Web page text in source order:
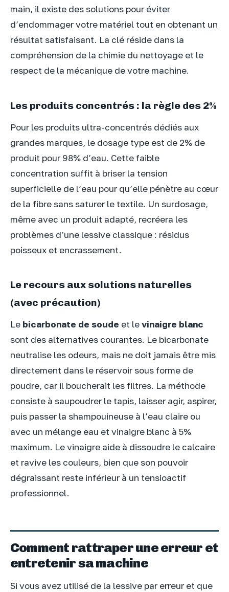
main, il existe des solutions pour éviter
d’endommager votre matériel tout en obtenant un
résultat satisfaisant. La clé réside dans la
compréhension de la chimie du nettoyage et le
respect de la mécanique de votre machine.
Les produits concentrés : la règle des 2%
Pour les produits ultra-concentrés dédiés aux
grandes marques, le dosage type est de 2% de
produit pour 98% d’eau. Cette faible
concentration suffit à briser la tension
superficielle de l’eau pour qu’elle pénètre au cœur
de la fibre sans saturer le textile. Un surdosage,
même avec un produit adapté, recréera les
problèmes d’une lessive classique : résidus
poisseux et encrassement.
Le recours aux solutions naturelles
(avec précaution)
Le bicarbonate de soude et levinaigre blanc
sont des alternatives courantes. Le bicarbonate
neutralise les odeurs, mais ne doit jamais être mis
directement dans le réservoir sous forme de
poudre, car il boucherait les filtres. La méthode
consiste à saupoudrer le tapis, laisser agir, aspirer,
puis passer la shampouineuse à l’eau claire ou
avec un mélange eau et vinaigre blanc à 5%
maximum. Le vinaigre aide à dissoudre le calcaire
et ravive les couleurs, bien que son pouvoir
dégraissant reste inférieur à un tensioactif
professionnel.
Comment rattraper une erreur et
entretenir sa machine
Si vous avez utilisé de la lessive par erreur et que